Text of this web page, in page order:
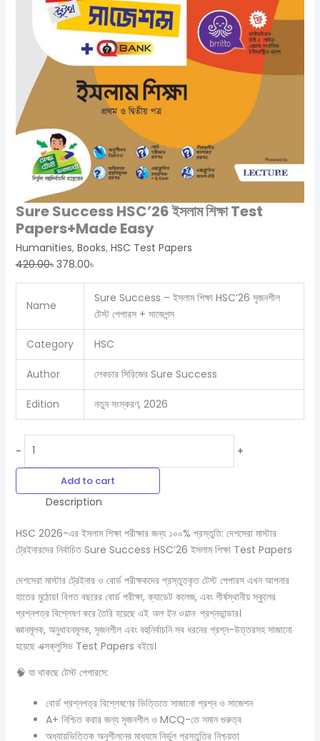
Sure Success HSC’26 ইসলাম শিক্ষা Test
Papers+Made Easy
Humanities, Books, HSC Test Papers
420.00৳ 378.00৳
Name
Sure Success – ইসলাম শিক্ষা HSC’26 সৃজনশীল
টেস্ট পেপারস + সাজেশন্স
Category HSC
Author লেকচার সিরিজের Sure Success
Edition নতুন সংস্করণ, 2026
- +
Add to cart
Description
HSC 2026-এর ইসলাম শিক্ষা পরীক্ষার জন্য ১০০% প্রস্তুতি: দেশসেরা মাস্টার
ট্রেইনারদের নির্বাচিত Sure Success HSC’26 ইসলাম শিক্ষা Test Papers
দেশসেরা মাস্টার ট্রেইনার ও বোর্ড পরীক্ষকদের প্রস্তুতকৃত টেস্ট পেপারস এখন আপনার
হাতের মুঠোয়! বিগত বছরের বোর্ড পরীক্ষা, ক্যাডেট কলেজ, এবং শীর্ষস্থানীয় স্কুলের
প্রশ্নপত্র বিশ্লেষণ করে তৈরি হয়েছে এই অল ইন ওয়ানপ্রশ্নভান্ডার।
জ্ঞানমূলক, অনুধাবনমূলক, সৃজনশীল এবং বহুনির্বাচনি সব ধরনের প্রশ্ন-উত্তরসহ সাজানো
হয়েছে এক্সক্লুসিভ Test Papers বইয়ে।
🧠 যা থাকছে টেস্ট পেপারসে:
বোর্ড প্রশ্নপত্র বিশ্লেষণের ভিত্তিতে সাজানো প্রশ্ন ও সাজেশন
A+ নিশ্চিত করার জন্য সৃজনশীল ও MCQ-তে সমান গুরুত্ব
অধ্যায়ভিত্তিক অনুশীলনের মাধ্যমে নির্ভুল প্রস্তুতির নিশ্চয়তা